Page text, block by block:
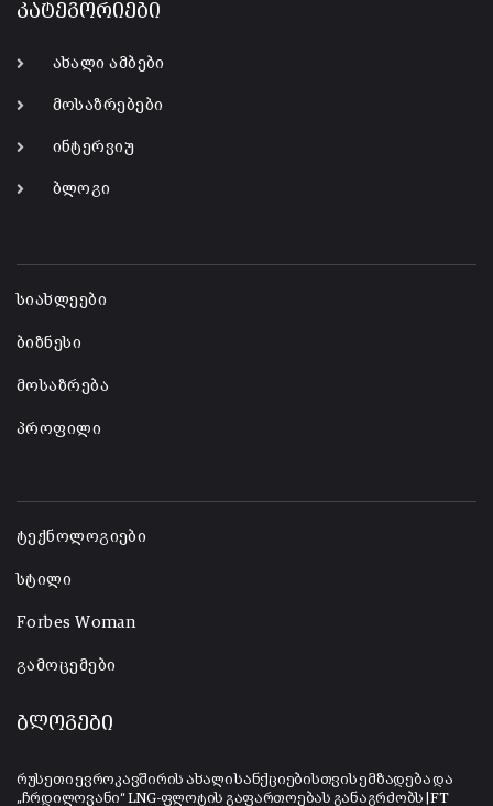
კატეგორიები
ახალი ამბები
მოსაზრებები
ინტერვიუ
ბლოგი
სიახლეები
ბიზნესი
მოსაზრება
პროფილი
ტექნოლოგიები
სტილი
Forbes Woman
გამოცემები
ბლოგები
რუსეთი ევროკავშირის ახალი სანქციებისთვის ემზადება და
„ჩრდილოვანი“ LNG-ფლოტის გაფართოებას განაგრძობს | FT